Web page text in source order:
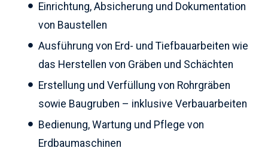
Einrichtung, Absicherung und Dokumentation
von Baustellen
Ausführung von Erd- und Tiefbauarbeiten wie
das Herstellen von Gräben und Schächten
Erstellung und Verfüllung von Rohrgräben
sowie Baugruben – inklusive Verbauarbeiten
Bedienung, Wartung und Pflege von
Erdbaumaschinen